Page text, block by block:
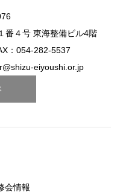
番４号 東海整備ビル4階
：054-282-5537
eiyoushi.or.jp
会情報